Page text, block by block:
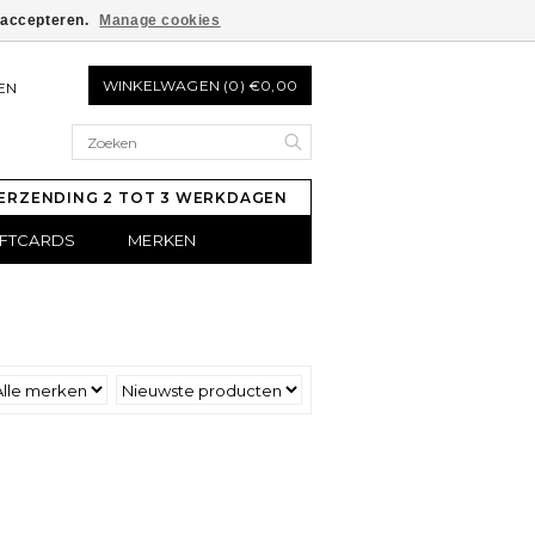
WINKELWAGEN (0) €0,00
2 TOT 3 WERKDAGEN
MERKEN
Manage cookies